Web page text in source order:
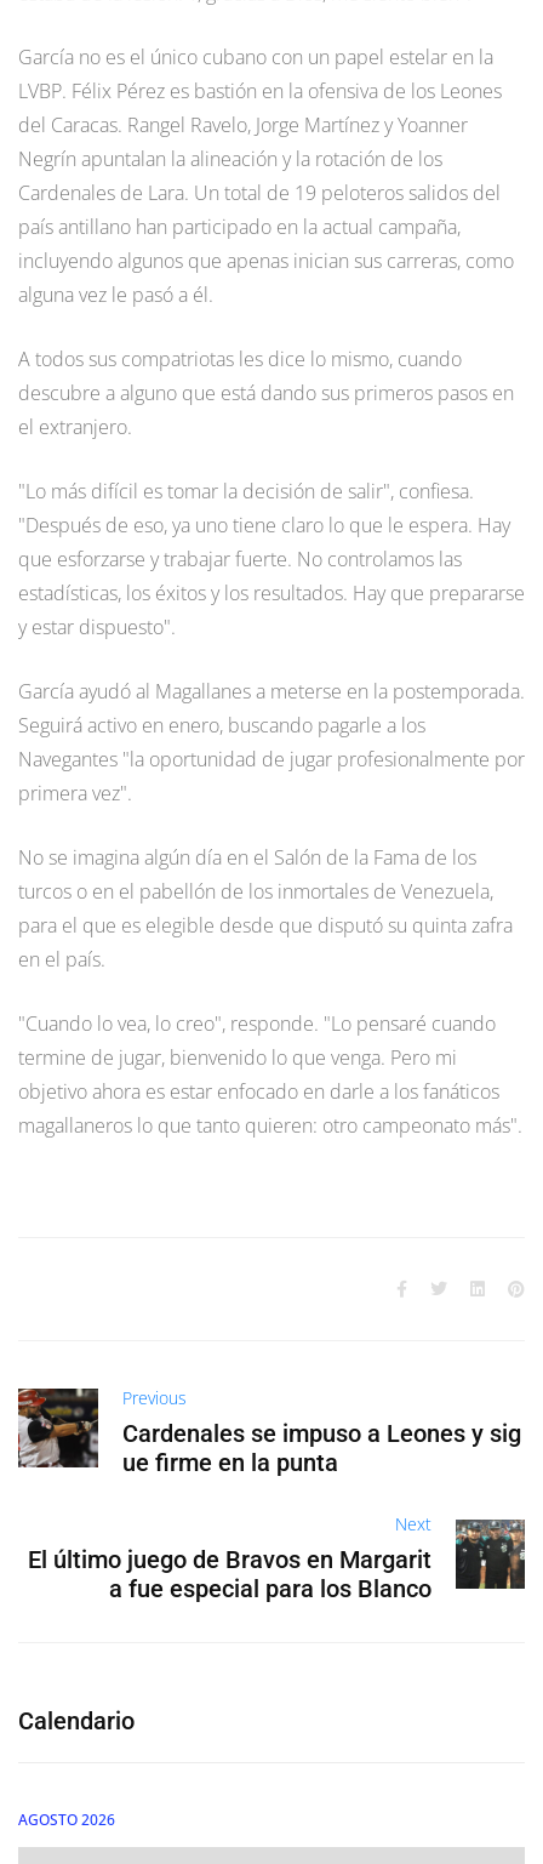
García no es el único cubano con un papel estelar en la
LVBP. Félix Pérez es bastión en la ofensiva de los Leones
del Caracas. Rangel Ravelo, Jorge Martínez y Yoanner
Negrín apuntalan la alineación y la rotación de los
Cardenales de Lara. Un total de 19 peloteros salidos del
país antillano han participado en la actual campaña,
incluyendo algunos que apenas inician sus carreras, como
alguna vez le pasó a él.
A todos sus compatriotas les dice lo mismo, cuando
descubre a alguno que está dando sus primeros pasos en
el extranjero.
"Lo más difícil es tomar la decisión de salir", confiesa.
"Después de eso, ya uno tiene claro lo que le espera. Hay
que esforzarse y trabajar fuerte. No controlamos las
estadísticas, los éxitos y los resultados. Hay que prepararse
y estar dispuesto".
García ayudó al Magallanes a meterse en la postemporada.
Seguirá activo en enero, buscando pagarle a los
Navegantes "la oportunidad de jugar profesionalmente por
primera vez".
No se imagina algún día en el Salón de la Fama de los
turcos o en el pabellón de los inmortales de Venezuela,
para el que es elegible desde que disputó su quinta zafra
en el país.
"Cuando lo vea, lo creo", responde. "Lo pensaré cuando
termine de jugar, bienvenido lo que venga. Pero mi
objetivo ahora es estar enfocado en darle a los fanáticos
magallaneros lo que tanto quieren: otro campeonato más".
Previous
Cardenales se impuso a Leones y sig
ue firme en la punta
Next
El último juego de Bravos en Margarit
a fue especial para los Blanco
Calendario
AGOSTO 2026